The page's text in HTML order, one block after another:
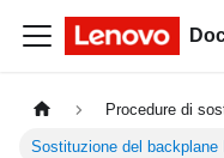
Procedure di
Sostituzione del